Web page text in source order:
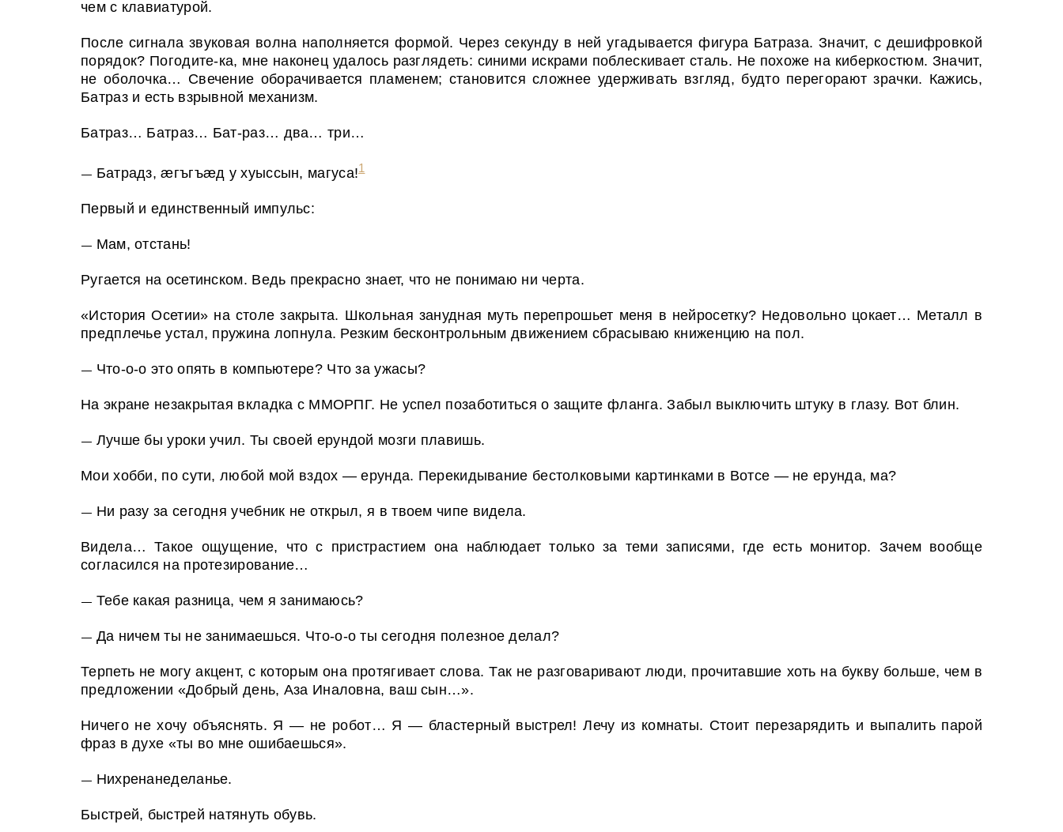
чем с клавиатурой.
После сигнала звуковая волна наполняется формой. Через секунду в ней угадывается фигура Батраза. Значит, с дешифровкой
порядок? Погодите-ка, мне наконец удалось разглядеть: синими искрами поблескивает сталь. Не похоже на киберкостюм. Значит,
не оболочка… Свечение оборачивается пламенем; становится сложнее удерживать взгляд, будто перегорают зрачки. Кажись,
Батраз и есть взрывной механизм.
Батраз… Батраз… Бат-раз… два… три…
— Батрадз, æгъгъæд у хуыссын, магуса!1
Первый и единственный импульс:
— Мам, отстань!
Ругается на осетинском. Ведь прекрасно знает, что не понимаю ни черта.
«История Осетии» на столе закрыта. Школьная занудная муть перепрошьет меня в нейросетку? Недовольно цокает… Металл в
предплечье устал, пружина лопнула. Резким бесконтрольным движением сбрасываю книженцию на пол.
— Что-о-о это опять в компьютере? Что за ужасы?
На экране незакрытая вкладка с ММОРПГ. Не успел позаботиться о защите фланга. Забыл выключить штуку в глазу. Вот блин.
— Лучше бы уроки учил. Ты своей ерундой мозги плавишь.
Мои хобби, по сути, любой мой вздох — ерунда. Перекидывание бестолковыми картинками в Вотсе — не ерунда, ма?
— Ни разу за сегодня учебник не открыл, я в твоем чипе видела.
Видела… Такое ощущение, что с пристрастием она наблюдает только за теми записями, где есть монитор. Зачем вообще
согласился на протезирование…
— Тебе какая разница, чем я занимаюсь?
— Да ничем ты не занимаешься. Что-о-о ты сегодня полезное делал?
Терпеть не могу акцент, с которым она протягивает слова. Так не разговаривают люди, прочитавшие хоть на букву больше, чем в
предложении «Добрый день, Аза Иналовна, ваш сын…».
Ничего не хочу объяснять. Я — не робот… Я — бластерный выстрел! Лечу из комнаты. Стоит перезарядить и выпалить парой
фраз в духе «ты во мне ошибаешься».
— Нихренанеделанье.
Быстрей, быстрей натянуть обувь.